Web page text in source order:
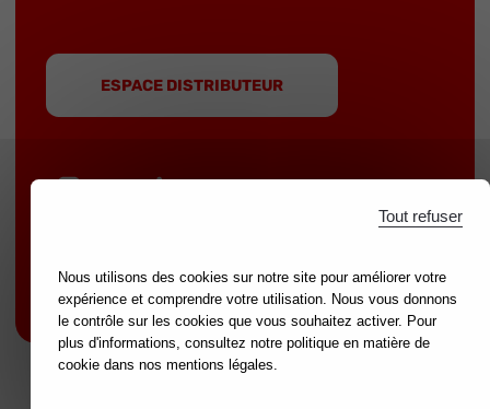
ESPACE DISTRIBUTEUR
Mentions légales
Nous utilisons des cookies sur notre site pour améliorer votre
expérience et comprendre votre utilisation. Nous vous donnons
le contrôle sur les cookies que vous souhaitez activer. Pour
plus d'informations, consultez notre politique en matière de
cookie dans nos mentions légales.
Tout refuser